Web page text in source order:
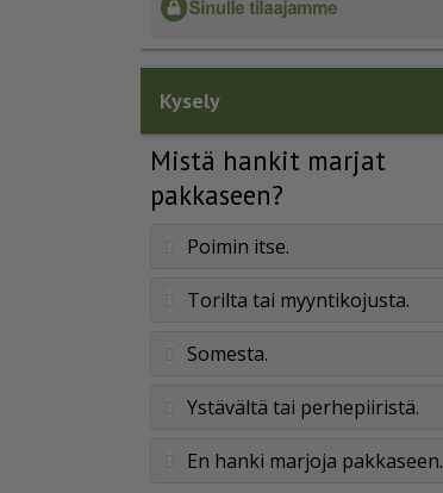
Kysely
Mistä hankit marjat
pakkaseen?
Poimin itse.
Torilta tai myyntikojusta.
Somesta.
Ystävältä tai perhepiiristä.
En hanki marjoja pakkaseen.